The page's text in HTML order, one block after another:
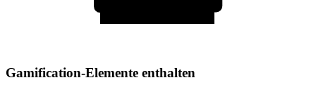
Gamification-Elemente enthalten